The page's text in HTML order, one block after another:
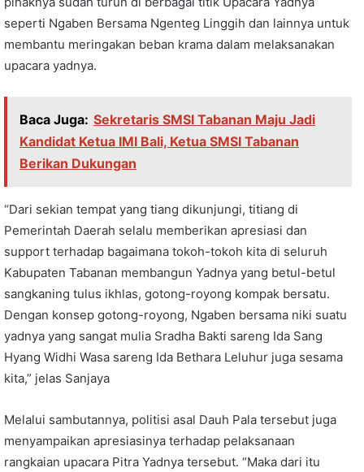
seperti Ngaben Bersama Ngenteg Linggih dan lainnya untuk
membantu meringakan beban krama dalam melaksanakan
upacara yadnya.
Baca Juga: Sekretaris SMSI Tabanan Maju Jadi
Kandidat Ketua IMI Bali, Ketua SMSI Tabanan
Berikan Dukungan
“Dari sekian tempat yang tiang dikunjungi, titiang di
Pemerintah Daerah selalu memberikan apresiasi dan
support terhadap bagaimana tokoh-tokoh kita di seluruh
Kabupaten Tabanan membangun Yadnya yang betul-betul
sangkaning tulus ikhlas, gotong-royong kompak bersatu.
Dengan konsep gotong-royong, Ngaben bersama niki suatu
yadnya yang sangat mulia Sradha Bakti sareng Ida Sang
Hyang Widhi Wasa sareng Ida Bethara Leluhur juga sesama
kita,” jelas Sanjaya
Melalui sambutannya, politisi asal Dauh Pala tersebut juga
menyampaikan apresiasinya terhadap pelaksanaan
rangkaian upacara Pitra Yadnya tersebut. “Maka dari itu